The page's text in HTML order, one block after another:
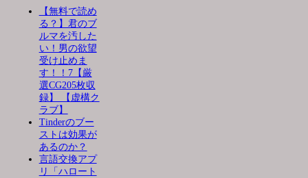
【無料で読め
る？】君のブ
ルマを汚した
い！男の欲望
受け止めま
す！！7【厳
選CG205枚収
録】 【虚構ク
ラブ】
Tinderのブー
ストは効果が
あるのか？
言語交換アプ
リ「ハロート